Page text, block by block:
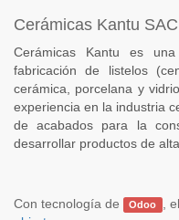
Cerámicas Kantu SAC
Cerámicas Kantu es
fabricación de listelos
cerámica, porcelana y
experiencia en la industria
de acabados para la
desarrollar productos de
Con tecnología de Odoo ,